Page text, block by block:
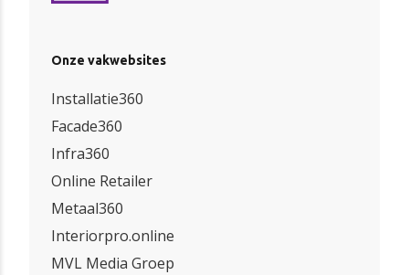
Onze vakwebsites
Installatie360
Facade360
Infra360
Online Retailer
Metaal360
Interiorpro.online
MVL Media Groep